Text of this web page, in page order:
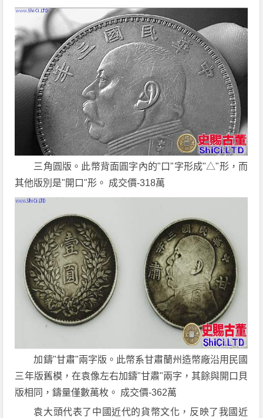
三角圓版。此幣背面圓字內的"口"字形成"△"形，而
其他版別是"開口"形。 成交價-318萬
加鑄"甘肅"兩字版。此幣系甘肅蘭州造幣廠沿用民國
三年版舊模，在袁像左右加鑄"甘肅"兩字，其餘與開口貝
版相同，鑄量僅數萬枚。 成交價-362萬
袁大頭代表了中國近代的貨幣文化，反映了我國近